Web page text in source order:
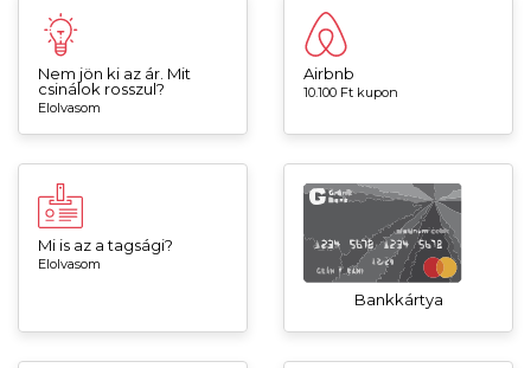
Nem jön ki az ár. Mit
csinálok rosszul?
Elolvasom
Airbnb
10.100 Ft kupon
Mi is az a tagsági?
Elolvasom
Bankkártya